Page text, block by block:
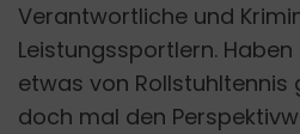
Verantwortliche und
Leistungssportlern.
etwas von Rollstuhltennis
doch mal den